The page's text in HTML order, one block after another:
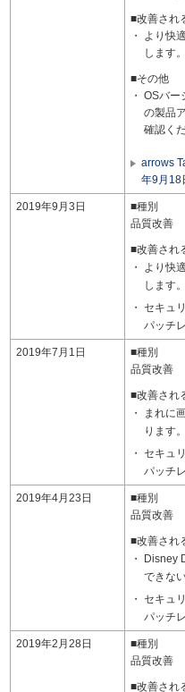
■改善され
より快
します。
■その他
OSバー
の製品
確認く
arrows
年9月18
2019年9月3日
■種別
品質改善
■改善され
より快
します。
セキュ
パッチ
2019年7月1日
■種別
品質改善
■改善され
まれに
ります。
セキュ
パッチ
2019年4月23日
■種別
品質改善
■改善され
Disney
できな
セキュ
パッチ
2019年2月28日
■種別
品質改善
■改善され